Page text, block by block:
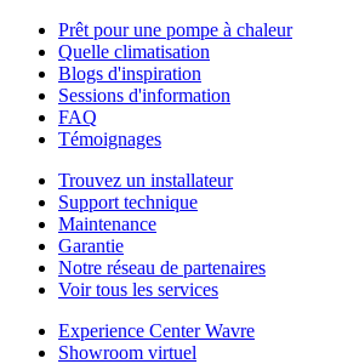
Prêt pour une pompe à chaleur
Quelle climatisation
Blogs d'inspiration
Sessions d'information
FAQ
Témoignages
Trouvez un installateur
Support technique
Maintenance
Garantie
Notre réseau de partenaires
Voir tous les services
Experience Center Wavre
Showroom virtuel